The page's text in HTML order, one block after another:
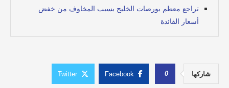
تراجع معظم بورصات الخليج بسبب المخاوف من خفض
أسعار الفائدة
شاركها 0
Facebook
Twitter